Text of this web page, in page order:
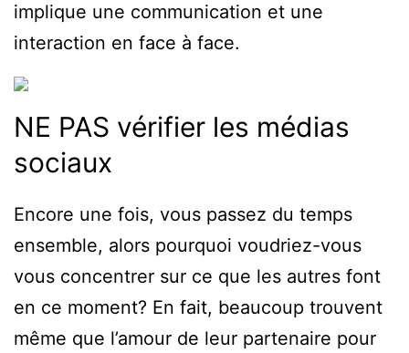
implique une communication et une
interaction en face à face.
NE PAS vérifier les médias
sociaux
Encore une fois, vous passez du temps
ensemble, alors pourquoi voudriez-vous
vous concentrer sur ce que les autres font
en ce moment? En fait, beaucoup trouvent
même que l’amour de leur partenaire pour